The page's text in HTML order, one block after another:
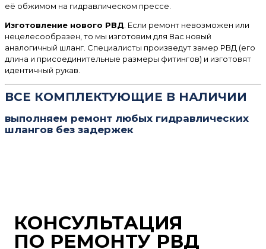
её обжимом на гидравлическом прессе.
Изготовление нового РВД . Если ремонт невозможен или
нецелесообразен, то мы изготовим для Вас новый
аналогичный шланг. Специалисты произведут замер РВД (его
длина и присоединительные размеры фитингов) и изготовят
идентичный рукав.
ВСЕ КОМПЛЕКТУЮЩИЕ В НАЛИЧИИ
выполняем ремонт любых гидравлических
шлангов без задержек
КОНСУЛЬТАЦИЯ
ПО РЕМОНТУ РВД